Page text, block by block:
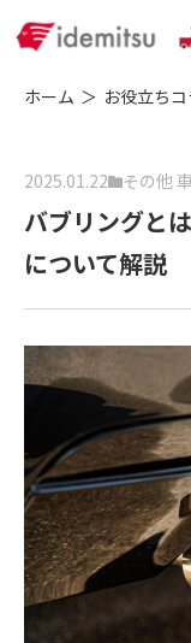
ホーム お役立ち
2025.01.22 その他
バブリングと
について解説